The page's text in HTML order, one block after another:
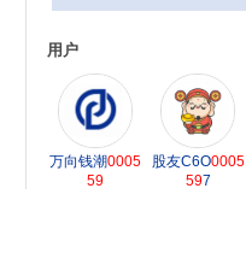
用户
万向钱潮0005
59
股友C6O0005
597